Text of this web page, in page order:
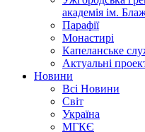
академія ім.
Парафії
Монастирі
Капеланське
Актуальні
Новини
Всі Новини
Світ
Україна
МГКЄ